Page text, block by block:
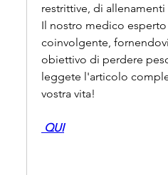
restrittive, di
Il nostro medico
coinvolgente,
obiettivo di perdere
leggete l'articolo
vostra vita!
QUI